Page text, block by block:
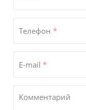
Телефон *
E-mail *
Комментарий